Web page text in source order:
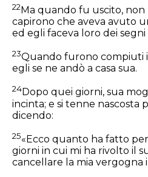
22Ma quando fu uscito,
capirono che aveva avuto
ed egli faceva loro dei
23Quando furono compiuti
egli se ne andò a casa sua.
24Dopo quei giorni, sua
incinta; e si tenne nascosta
dicendo:
25«Ecco quanto ha fatto
giorni in cui mi ha rivolto il
cancellare la mia vergogna